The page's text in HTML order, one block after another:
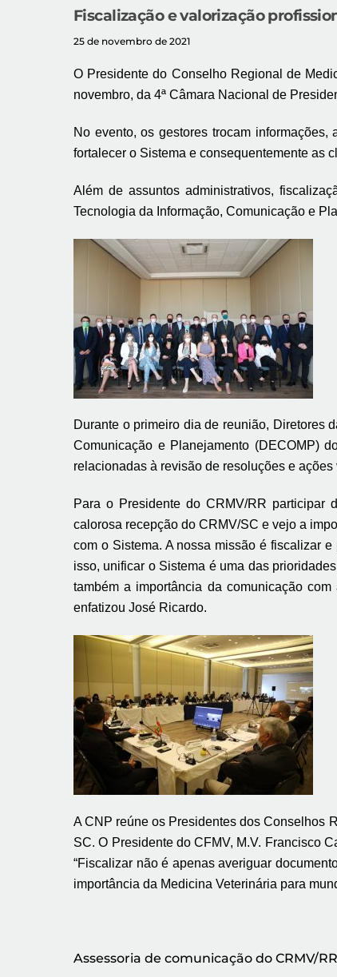
Fiscalização e valorização
25 de novembro de 2021
O Presidente do Conselho Regional de
novembro, da 4ª Câmara Nacional de
No evento, os gestores trocam
fortalecer o Sistema e consequentemente as
Além de assuntos administrativos,
Tecnologia da Informação, Comunicação e
Durante o primeiro dia de reunião, Diretores
Comunicação e Planejamento (DECOMP)
relacionadas à revisão de resoluções e
Para o Presidente do CRMV/RR participar
calorosa recepção do CRMV/SC e vejo a
com o Sistema. A nossa missão é fiscalizar
isso, unificar o Sistema é uma das
também a importância da comunicação
enfatizou José Ricardo.
A CNP reúne os Presidentes dos Conselhos
SC. O Presidente do CFMV, M.V. Francisco
“Fiscalizar não é apenas averiguar
importância da Medicina Veterinária para
Assessoria de comunicação do CRMV/RR